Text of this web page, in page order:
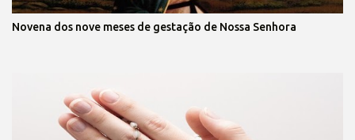
Novena dos nove meses de gestação de Nossa Senhora